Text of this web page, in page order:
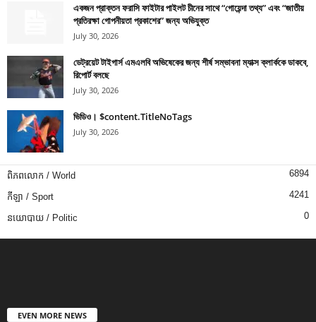
একজন প্রাক্তন ফরাসি ফাইটার পাইলট চীনের সাথে “গোয়েন্দা তথ্য” এবং “জাতীয়
প্রতিরক্ষা গোপনীয়তা প্রকাশের” জন্য অভিযুক্ত
July 30, 2026
ডেট্রয়েট টাইগার্স এমএলবি অভিষেকের জন্য শীর্ষ সম্ভাবনা ম্যাক্স ক্লার্ককে ডাকবে,
রিপোর্ট বলছে
July 30, 2026
ভিডিও। $content.TitleNoTags
July 30, 2026
ពិភពលោក / World 6894
កីឡា / Sport 4241
នយោបាយ / Politic 0
EVEN MORE NEWS